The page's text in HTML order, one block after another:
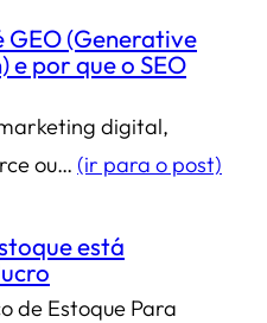
GEO (Generative
por que o SEO
digital,
ou… (ir para o post)
está
de Estoque Para